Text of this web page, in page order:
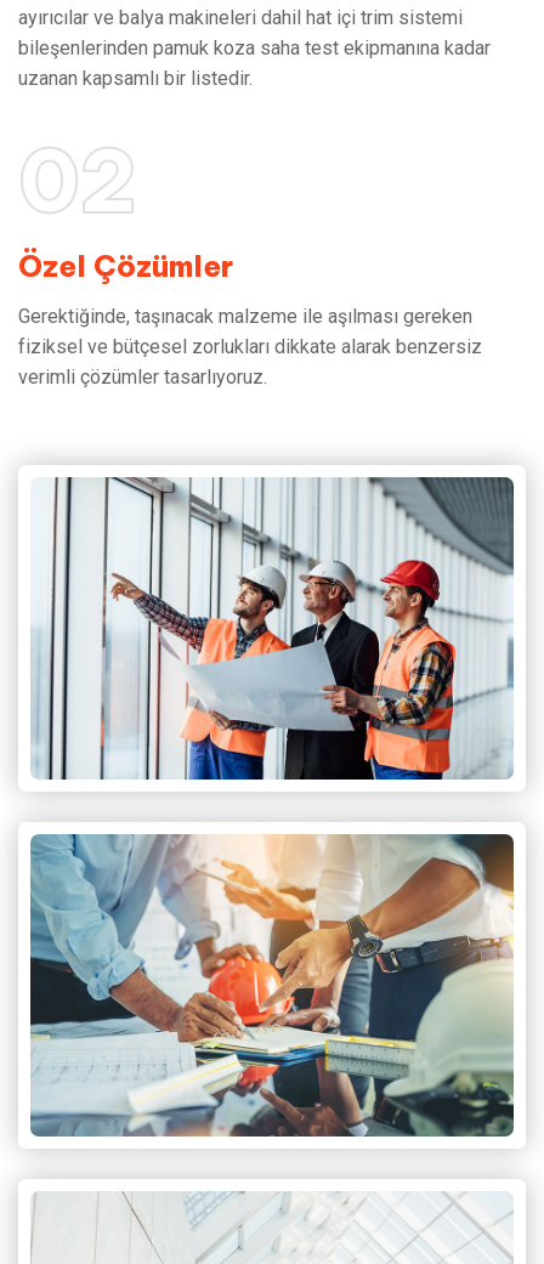
ayırıcılar ve balya makineleri dahil hat içi trim sistemi
bileşenlerinden pamuk koza saha test ekipmanına kadar
uzanan kapsamlı bir listedir.
02
Özel Çözümler
Gerektiğinde, taşınacak malzeme ile aşılması gereken
fiziksel ve bütçesel zorlukları dikkate alarak benzersiz
verimli çözümler tasarlıyoruz.